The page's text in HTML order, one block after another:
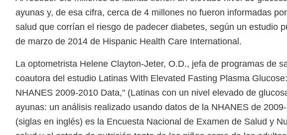
ayunas y, de esa cifra, cerca de 4 millones no fueron informadas
salud que corrían el riesgo de padecer diabetes, según un estudio
de marzo de 2014 de Hispanic Health Care International.
La optometrista Helene Clayton-Jeter, O.D., jefa de programas de
coautora del estudio Latinas With Elevated Fasting Plasma
NHANES 2009-2010 Data," (Latinas con un nivel elevado de
ayunas: un análisis realizado usando datos de la NHANES de
(siglas en inglés) es la Encuesta Nacional de Examen de Salud y